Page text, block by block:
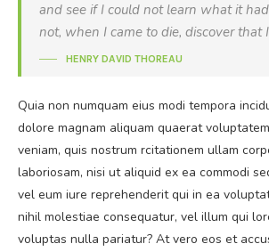
and see if I could not learn what it
not, when I came to die, discover that
HENRY DAVID THOREAU
Quia non numquam eius modi tempora
dolore magnam aliquam quaerat
veniam, quis nostrum rcitationem ullam
laboriosam, nisi ut aliquid ex ea commodi
vel eum iure reprehenderit qui in ea
nihil molestiae consequatur, vel illum qui
voluptas nulla pariatur? At vero eos et